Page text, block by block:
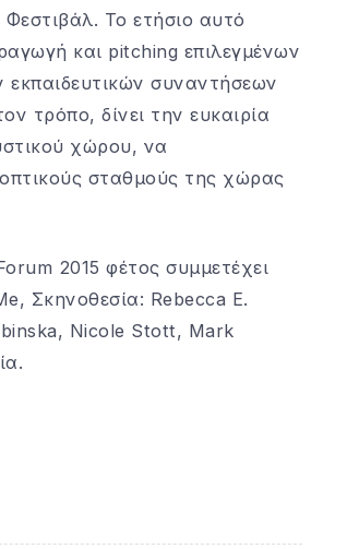
To ετήσιο αυτό
και pitching επιλεγμένων
συναντήσεων
τρόπο, δίνει την ευκαιρία
χώρου, να
σταθμούς της χώρας
2015 φέτος συμμετέχει
Σκηνοθεσία: Rebecca E.
Nicole Stott, Mark